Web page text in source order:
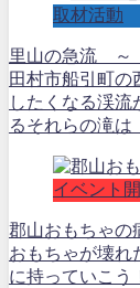
取材活動
里山の急流 ～
田村市船引町の
したくなる渓流
るそれらの滝は
イベント
郡山おもちゃの
おもちゃが壊れ
に持っていこう